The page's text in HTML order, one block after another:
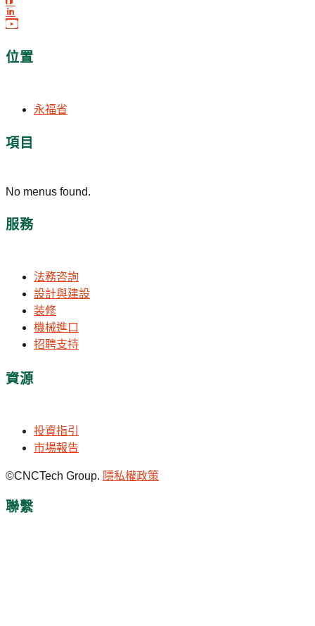
位置
永福省
項目
No menus found.
服務
法務咨詢
設計與建設
装修
機械進口
招聘支持
資源
投資指引
市場報告
©CNCTech Group. 隱私權政策
聯繫